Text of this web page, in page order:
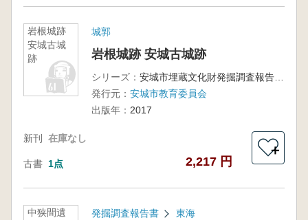
岩根城跡
安城古城
跡
城郭
岩根城跡 安城古城跡
シリーズ：
安城市埋蔵文化財発掘調査報告書第39集
発行元： 安城市教育委員会
出版年： 2017
新刊 在庫なし
古書 1点 2,217 円
＋
中狭間遺 発掘調査報告書 東海